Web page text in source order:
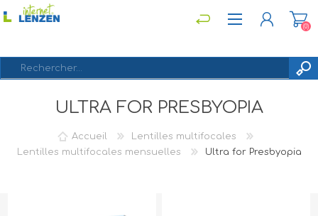
S'ENREGISTRER
CONNEXION
(0)
ULTRA FOR PRESBYOPIA
Accueil
Lentilles multifocales
Lentilles multifocales mensuelles
Ultra for Presbyopia